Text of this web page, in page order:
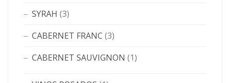
SYRAH (3)
CABERNET FRANC (3)
CABERNET SAUVIGNON (1)